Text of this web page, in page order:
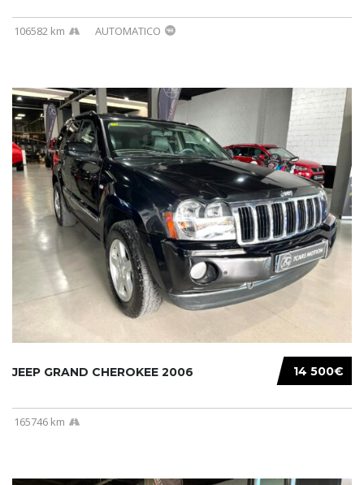
106582 km AUTOMATICO
14 500€
JEEP GRAND CHEROKEE 2006
165746 km